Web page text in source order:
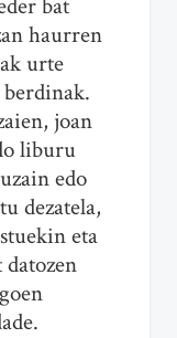
bat
haurren
urte
joan
liburu
edo
dezatela,
eta